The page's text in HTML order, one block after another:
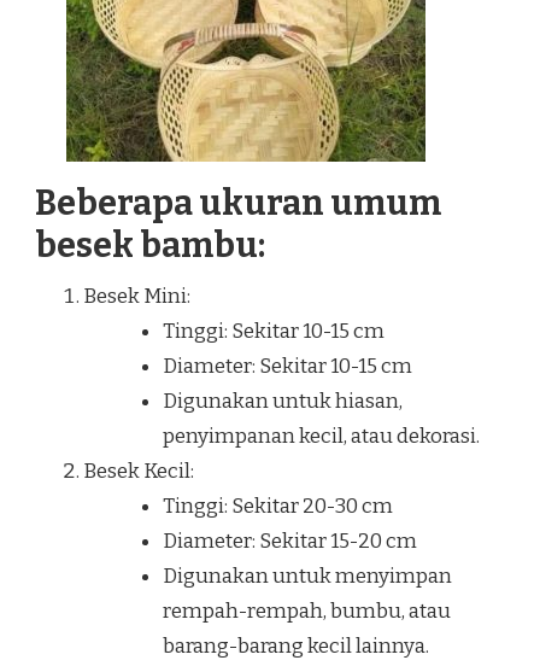
Beberapa ukuran umum
besek bambu:
Besek Mini:
Tinggi: Sekitar 10-15 cm
Diameter: Sekitar 10-15 cm
Digunakan untuk hiasan,
penyimpanan kecil, atau dekorasi.
Besek Kecil:
Tinggi: Sekitar 20-30 cm
Diameter: Sekitar 15-20 cm
Digunakan untuk menyimpan
rempah-rempah, bumbu, atau
barang-barang kecil lainnya.